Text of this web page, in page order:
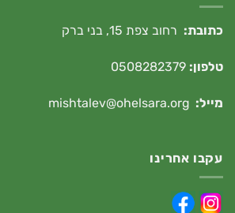
כתובת: רחוב צפת 15, בני ברק
טלפון:
מייל: mishtalev@ohelsara.org
עקבו אחרינו